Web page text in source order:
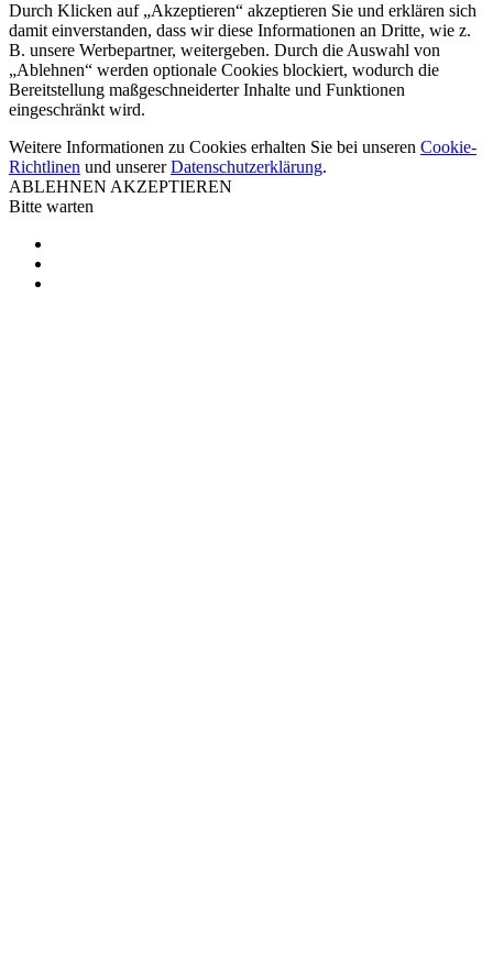
Durch Klicken auf „Akzeptieren“ akzeptieren Sie und erklären sich
damit einverstanden, dass wir diese Informationen an Dritte, wie z.
B. unsere Werbepartner, weitergeben. Durch die Auswahl von
„Ablehnen“ werden optionale Cookies blockiert, wodurch die
Bereitstellung maßgeschneiderter Inhalte und Funktionen
eingeschränkt wird.
Weitere Informationen zu Cookies erhalten Sie bei unseren Cookie-
Richtlinen und unsererDatenschutzerklärung.
ABLEHNEN AKZEPTIEREN
Bitte warten